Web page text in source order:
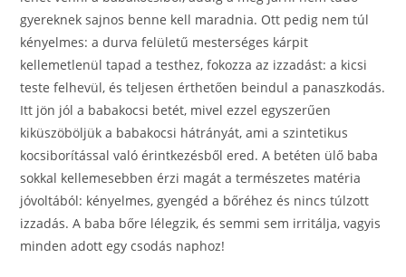
gyereknek sajnos benne kell maradnia. Ott pedig nem túl
kényelmes: a durva felületű mesterséges kárpit
kellemetlenül tapad a testhez, fokozza az izzadást: a kicsi
teste felhevül, és teljesen érthetően beindul a panaszkodás.
Itt jön jól a babakocsi betét, mivel ezzel egyszerűen
kiküszöböljük a babakocsi hátrányát, ami a szintetikus
kocsiborítással való érintkezésből ered. A betéten ülő baba
sokkal kellemesebben érzi magát a természetes matéria
jóvoltából: kényelmes, gyengéd a bőréhez és nincs túlzott
izzadás. A baba bőre lélegzik, és semmi sem irritálja, vagyis
minden adott egy csodás naphoz!